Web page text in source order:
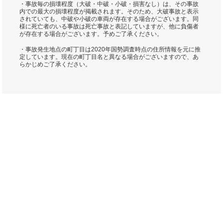
・事故毎の損壊程度（大破・中破・小破・損害なし）は、その事故
内での最大の損壊程度が掲載されます。そのため、大破事故と表示
されていても、中破や小破の車両が存在する場合がございます。同
様に死亡者のいる事故は死亡事故と表記していますが、他に負傷者
が存在する場合がございます。予めご了承ください。
・事故発生地点の町丁目は2020年国勢調査時点の住所情報を元に推
定しています。現在の町丁目名と異なる場合がございますので、あ
らかじめご了承ください。